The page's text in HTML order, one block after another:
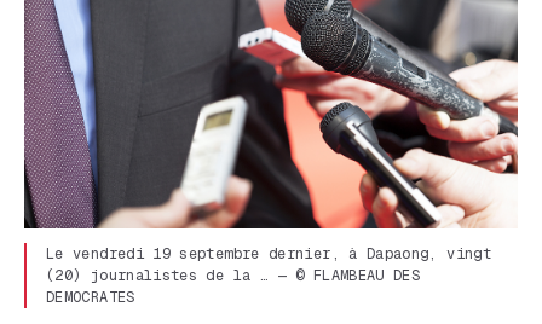
Le vendredi 19 septembre dernier, à Dapaong, vingt
(20) journalistes de la … — © FLAMBEAU DES
DEMOCRATES